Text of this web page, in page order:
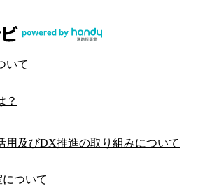
いて
？
用及びDX推進の取り組みについて
ついて